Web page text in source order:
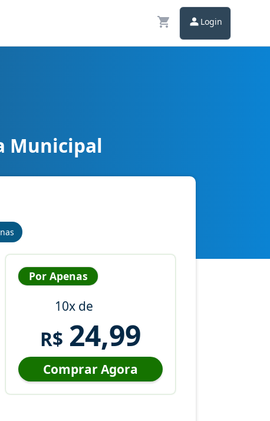
Login
Municipal
Por Apenas
10x de
R$ 24,99
Comprar Agora